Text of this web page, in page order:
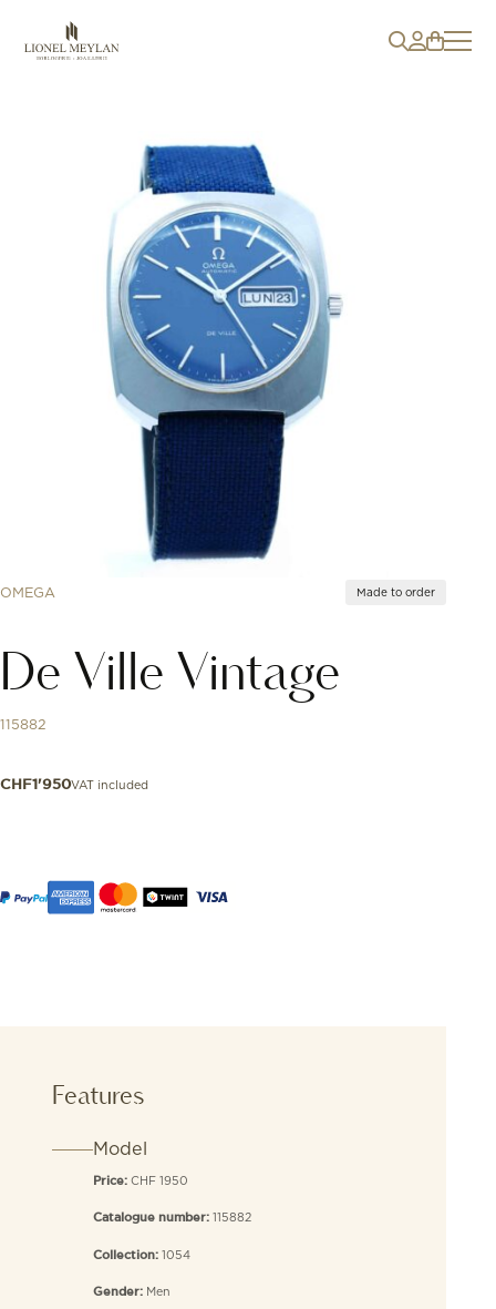
OMEGA Made to order
De Ville Vintage
115882
CHF1'950VAT included
Features
Model
Price: CHF 1950
Catalogue number: 115882
Collection: 1054
Gender: Men